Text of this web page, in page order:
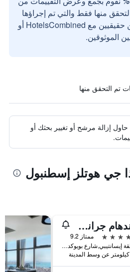
منها فقط والتي تم إجراؤها
بواسطة مستخدمين حقيقيين مع HotelsCombined أو
الموثوقين.
حاول إزالة مرشح أو تغيير بحثك أو
جي هوتلز إسطنبول
ويندهام جراند إسطنبول ليفينت
ممتاز 9.2
منطقة إيسانتيبي,شارع بويوكديري 177-183 شيشلي, اسطنبول, تركيا